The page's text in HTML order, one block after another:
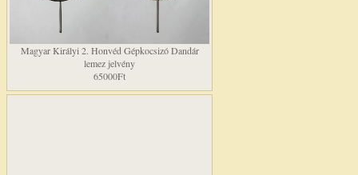
Magyar Királyi 2. Honvéd Gépkocsizó Dandár
lemez jelvény
65000Ft